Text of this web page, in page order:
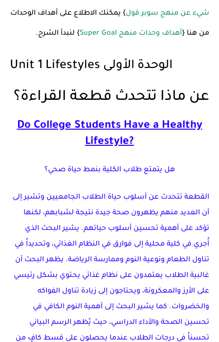
شيء عن منهج سوبر قول} يمكنك الاطلاع على أهداف الوحدات
من هنا {أهداف وحدات منهج Super Goal } لنبدأ الشرح.
عن ماذا تتحدث قطعة القراءة؟
Do College Students Have a Healthy
Lifestyle?
هل يتمتع طلاب الكلية بنمط حياة صحي؟
القطعة تتحدث عن أسلوب حياة الطلاب الجامعيين وتشير إلى
أن العديد منهم يظهرون صحة جيدة نتيجة لشبابهم، لكنها
تؤكد على أهمية تحسين أسلوب حياتهم. يشير البحث الذي
أُجري في كلية محلية إلى فوارق في النظام الغذائي، وتحديداً في
تناول الطعام ونوعية النوم وممارسة الرياضة. يظهر البحث أن
غالبية الطلاب يعتمدون على نظام غذائي يحتوي بشكل رئيسي
على الأرز والمعكرونة، ويحتاجون إلى زيادة تناول الفواكه
والخضروات. كما يشير البحث إلى أهمية النوم الكافي في
تحسين الصحة والأداء الدراسي، حيث يُظهر الرسم البياني
تحسناً في درجات الطلاب عندما يحصلون على قسط كافٍ من